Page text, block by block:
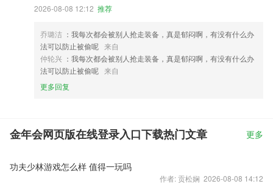
2026-08-08 12:12 推荐
乔璐洁 ：我每次都会被别人抢走装备，真是郁闷啊，有没有什么办
法可以防止被偷呢 来自
仲轮兴 ：我每次都会被别人抢走装备，真是郁闷啊，有没有什么办
法可以防止被偷呢 来自
更多回复
金年会网页版在线登录入口下载热门文章 更多
功夫少林游戏怎么样 值得一玩吗
作者: 贡松娴 2026-08-08 14:12